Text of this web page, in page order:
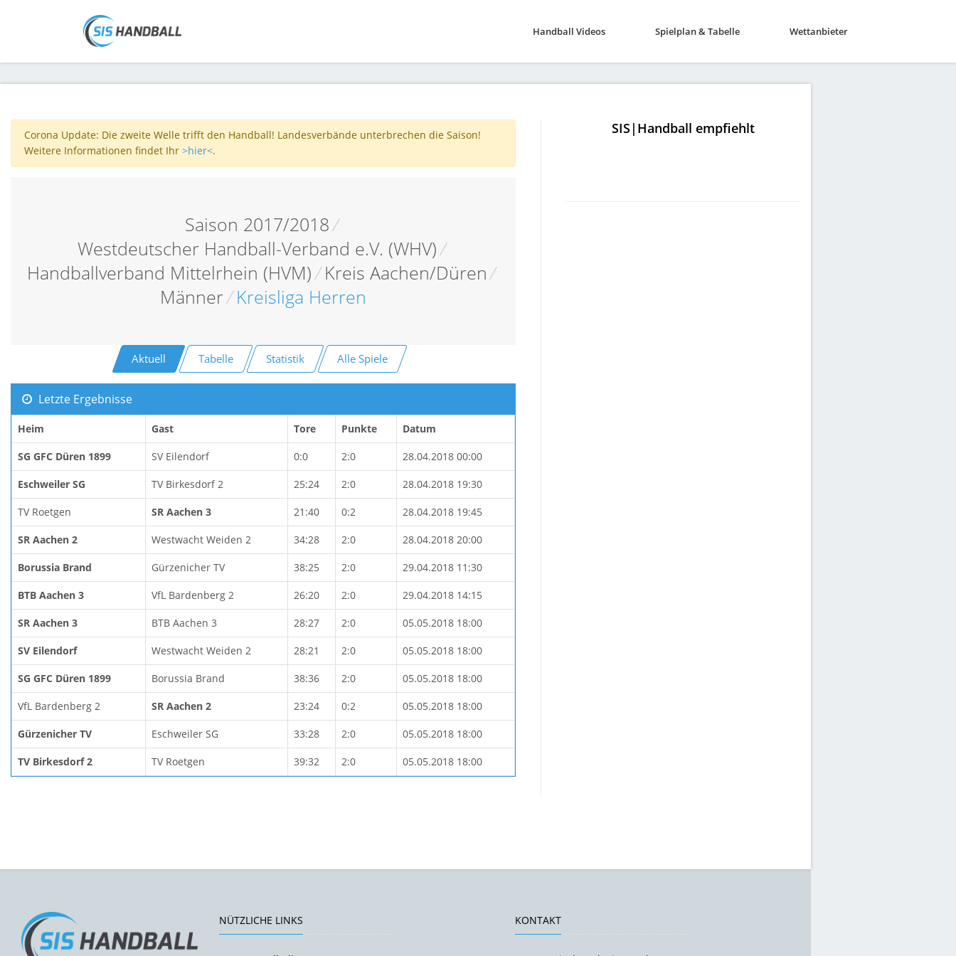
Handball Videos Spielplan & Tabelle Wettanbieter
Corona Update: Die zweite Welle trifft den Handball! Landesverbände unterbrechen die Saison!
Weitere Informationen findet Ihr >hier<.
Saison 2017/2018/
Westdeutscher Handball-Verband e.V. (WHV)/
Handballverband Mittelrhein (HVM)/ Kreis Aachen/Düren/
Männer/ Kreisliga Herren
Aktuell Tabelle Statistik Alle Spiele
Letzte Ergebnisse
Heim Gast Tore Punkte Datum
SG GFC Düren 1899 SV Eilendorf 0:0 2:0 28.04.2018 00:00
Eschweiler SG TV Birkesdorf 2 25:24 2:0 28.04.2018 19:30
TV Roetgen SR Aachen 3 21:40 0:2 28.04.2018 19:45
SR Aachen 2 Westwacht Weiden 2 34:28 2:0 28.04.2018 20:00
Borussia Brand Gürzenicher TV 38:25 2:0 29.04.2018 11:30
BTB Aachen 3 VfL Bardenberg 2 26:20 2:0 29.04.2018 14:15
SR Aachen 3 BTB Aachen 3 28:27 2:0 05.05.2018 18:00
SV Eilendorf Westwacht Weiden 2 28:21 2:0 05.05.2018 18:00
SG GFC Düren 1899 Borussia Brand 38:36 2:0 05.05.2018 18:00
VfL Bardenberg 2 SR Aachen 2 23:24 0:2 05.05.2018 18:00
Gürzenicher TV Eschweiler SG 33:28 2:0 05.05.2018 18:00
TV Birkesdorf 2 TV Roetgen 39:32 2:0 05.05.2018 18:00
SIS|Handball empfiehlt
NÜTZLICHE LINKS KONTAKT